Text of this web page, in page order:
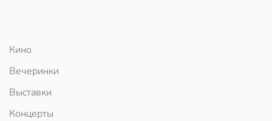
Кино
Вечеринки
Выставки
Концерты